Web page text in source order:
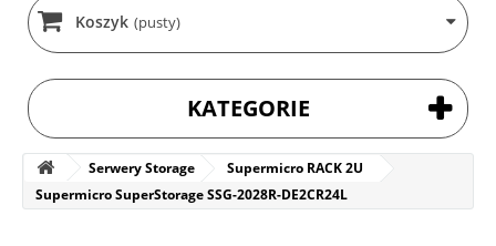
Koszyk (pusty)
KATEGORIE
Serwery Storage
Supermicro RACK 2U
Supermicro SuperStorage SSG-2028R-DE2CR24L